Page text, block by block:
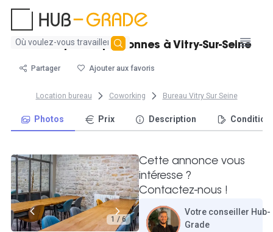
Aucun
trouvé
Bureau pour 8 personnes à Vitry-Sur-Seine
Partager Ajouter aux favoris
Location bureau Coworking Bureau Vitry Sur Seine
Photos Prix Description
1 / 6
Cette annonce vous
intéresse ?
Contactez-nous !
Votre conseiller Hub-
Grade